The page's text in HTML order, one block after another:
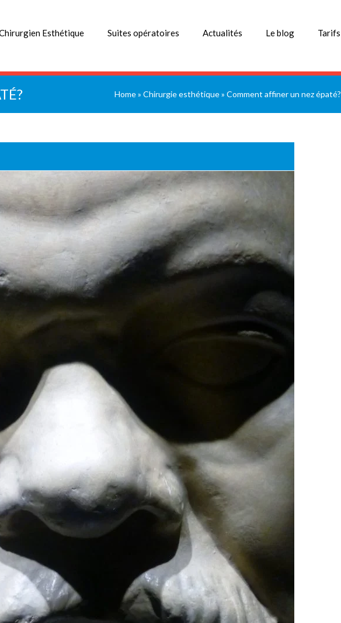
Esthétique Suites opératoires Actualités Le blog Tarifs
Home» Chirurgie esthétique» Comment affiner un nez épaté?